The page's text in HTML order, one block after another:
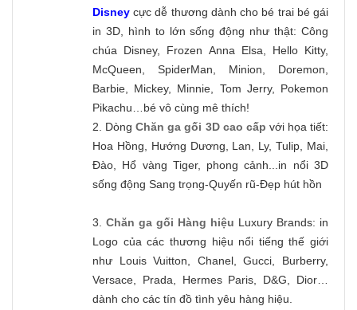
Disney cực dễ thương dành cho bé trai bé gái
in 3D, hình to lớn sống động như thật: Công
chúa Disney, Frozen Anna Elsa, Hello Kitty,
McQueen, SpiderMan, Minion, Doremon,
Barbie, Mickey, Minnie, Tom Jerry, Pokemon
Pikachu…bé vô cùng mê thích!
2. DòngChăn ga gối 3D cao cấp với họa tiết:
Hoa Hồng, Hướng Dương, Lan, Ly, Tulip, Mai,
Đào, Hổ vàng Tiger, phong cảnh...in nổi 3D
sống động Sang trọng-Quyến rũ-Đẹp hút hồn
3. Chăn ga gối Hàng hiệu Luxury Brands: in
Logo của các thương hiệu nổi tiếng thế giới
như Louis Vuitton, Chanel, Gucci, Burberry,
Versace, Prada, Hermes Paris, D&G, Dior…
dành cho các tín đồ tình yêu hàng hiệu.